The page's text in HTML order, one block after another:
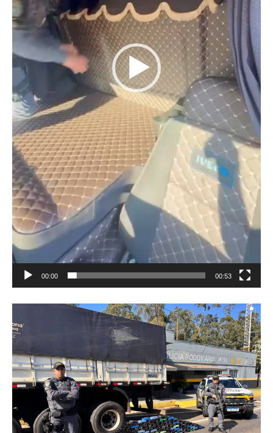
00:00 00:53